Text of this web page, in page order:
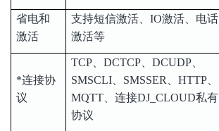
省电和
激活
支持短信激活、IO激活、电话
激活等
*连接协
议
TCP、DCTCP、DCUDP、
SMSCLI、SMSSER、HTTP、
MQTT、连接DJ_CLOUD私有
协议